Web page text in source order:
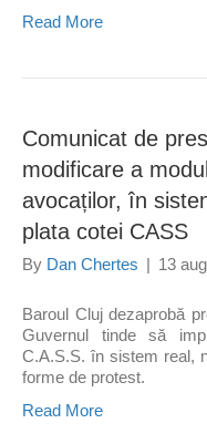
Read More
Comunicat de
modificare a
avocaților, în
plata cotei CASS
By Dan Chertes | 13
Baroul Cluj dezaprobă
Guvernul tinde să
C.A.S.S. în sistem real,
forme de protest.
Read More